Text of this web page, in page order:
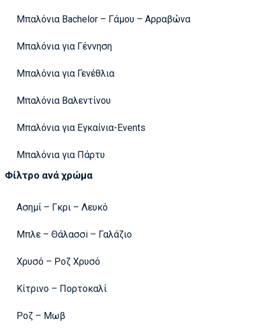
Μπαλόνια Bachelor – Γάμου – Αρραβώνα
Μπαλόνια για Γέννηση
Μπαλόνια για Γενέθλια
Μπαλόνια Βαλεντίνου
Μπαλόνια για Εγκαίνια-Events
Μπαλόνια για Πάρτυ
Φίλτρο ανά χρώμα
Ασημί – Γκρι – Λευκό
Μπλε – Θάλασσi – Γαλάζιο
Χρυσό – Ροζ Χρυσό
Κίτρινο – Πορτοκαλί
Ροζ – Μωβ